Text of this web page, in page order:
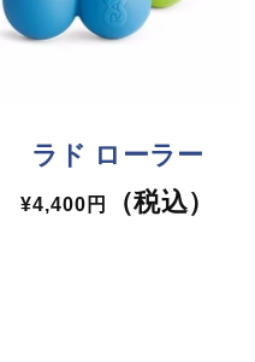
ラド ローラー
通
¥4,400円 （税込）